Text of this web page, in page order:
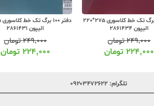
دفتر 100 برگ تک خط کلاسوری 275*220
الیپون 2861434
۲۴۹,۰۰۰تومان
۲۲۴,۰۰۰ تومان
الیپون 2861431
۲۴۹,۰۰۰تومان
۲۲۴,۰۰۰ تومان
تلگرام: ۰۹۲۰۳۴۷۲۶۲۲